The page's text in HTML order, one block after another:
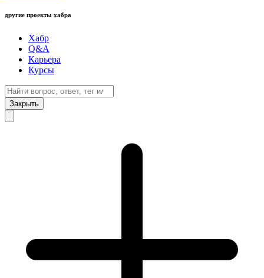
другие проекты хабра
Хабр
Q&A
Карьера
Курсы
Закрыть